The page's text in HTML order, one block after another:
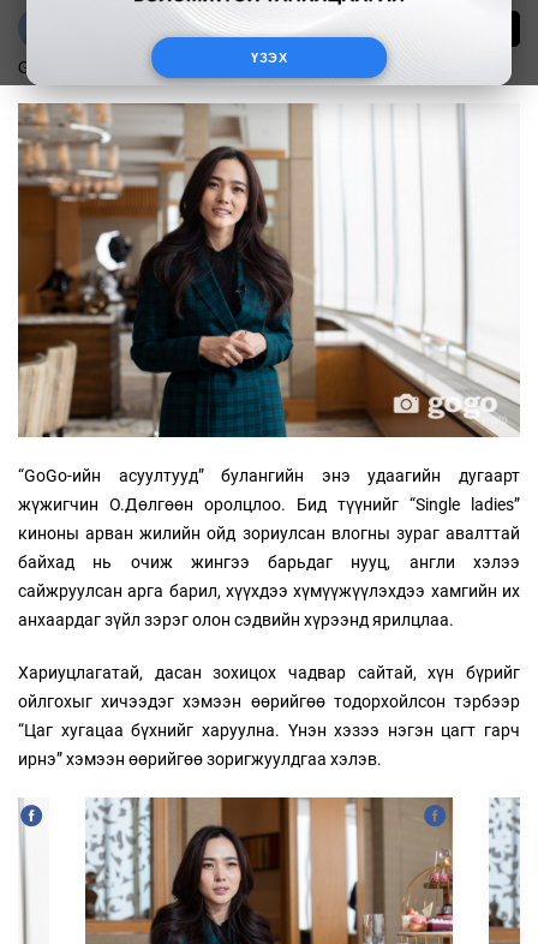
ҮЗЭХ
GoGo асуулт 2023-02-05
“GoGo-ийн асуултууд” булангийн энэ удаагийн дугаарт
жүжигчин О.Дөлгөөн оролцлоо. Бид түүнийг “Single ladies”
киноны арван жилийн ойд зориулсан влогны зураг авалттай
байхад нь очиж жингээ барьдаг нууц, англи хэлээ
сайжруулсан арга барил, хүүхдээ хүмүүжүүлэхдээ хамгийн их
анхаардаг зүйл зэрэг олон сэдвийн хүрээнд ярилцлаа.
Хариуцлагатай, дасан зохицох чадвар сайтай, хүн бүрийг
ойлгохыг хичээдэг хэмээн өөрийгөө тодорхойлсон тэрбээр
“Цаг хугацаа бүхнийг харуулна. Үнэн хэзээ нэгэн цагт гарч
ирнэ” хэмээн өөрийгөө зоригжуулдгаа хэлэв.